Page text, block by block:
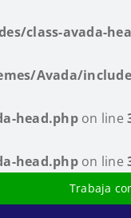
class-avada-
Avada/
head.phpon line
head.phpon line
Trabaja